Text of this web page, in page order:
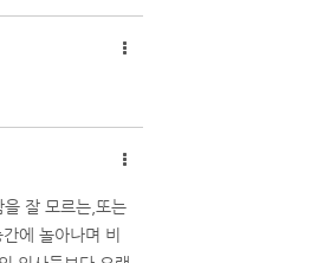
잘 모르는,또는
에 놀아나며 비